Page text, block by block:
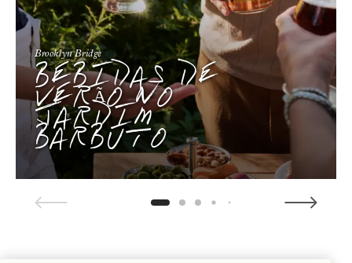
Brooklyn Bridge
BEBIDAS DE
VERÃO NO
JARDIM
BARBUTO